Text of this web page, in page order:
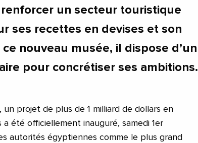
renforcer un secteur touristique
ses recettes en devises et son
nouveau musée, il dispose d’un
pour concrétiser ses ambitions.
un projet de plus de 1 milliard de dollars en
été officiellement inauguré, samedi 1er
autorités égyptiennes comme le plus grand